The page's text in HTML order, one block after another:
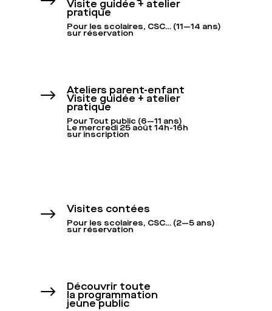
Visite guidée + atelier
pratique
Pour les scolaires, CSC… (11—14 ans)
sur réservation
$ Ateliers parent-enfant
Visite guidée + atelier
pratique
Pour Tout public (6—11 ans)
Le mercredi 25 août 14h-16h
sur inscription
$ Visites contées
Pour les scolaires, CSC… (2—5 ans)
sur réservation
$ Découvrir toute
la programmation
jeune public